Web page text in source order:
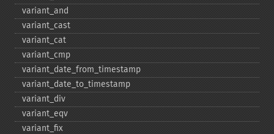
variant_​and
variant_​cast
variant_​cat
variant_​cmp
variant_​date_​from_​timestamp
variant_​date_​to_​timestamp
variant_​div
variant_​eqv
variant_​fix